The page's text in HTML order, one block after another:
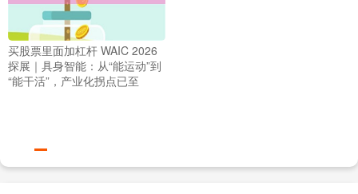
买股票里面加杠杆 WAIC 2026
探展｜具身智能：从“能运动”到
“能干活”，产业化拐点已至